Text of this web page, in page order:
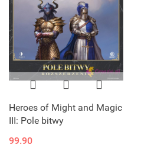
Heroes of Might and Magic
III: Pole bitwy
99.90